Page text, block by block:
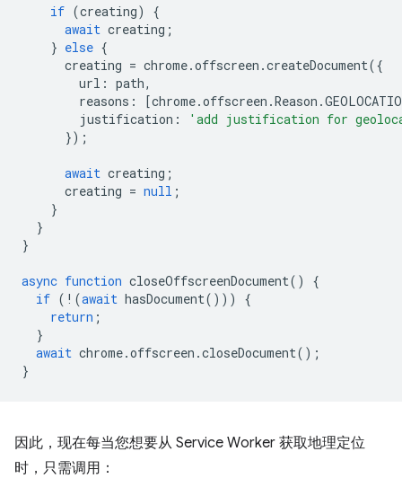
if (creating)
{
await creating ;
} else {
creating = chrome.offscreen .createDocument({
url : path,
reasons : [chrome.offscreen .Reason .
justification :
'add justification for
});
await creating ;
creating = null ;
}
}
}
async function closeOffscreenDocument()
{
if ( ! (await hasDocument()))
{
return ;
}
await chrome.offscreen .closeDocument();
}
因此，现在每当您想要从 Service Worker 获取地理定位
时，只需调用：